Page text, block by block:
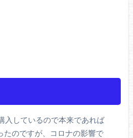
入しているので本来であれば
たのですが、コロナの影響で